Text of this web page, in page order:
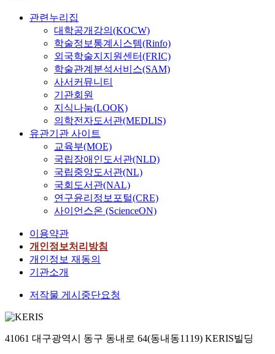
관련누리집
대학공개강의(KOCW)
학술정보통계시스템(Rinfo)
외국학술지지원센터(FRIC)
학술관계분석서비스(SAM)
사서커뮤니티
기관회원
지식나눔(LOOK)
의학전자도서관(MEDLIS)
유관기관 사이트
교육부(MOE)
국립장애인도서관(NLD)
국립중앙도서관(NL)
국회도서관(NAL)
연구윤리정보포털(CRE)
사이언스온 (ScienceON)
이용약관
개인정보처리방침
개인정보 재동의
기관소개
저작물 게시중단요청
41061 대구광역시 동구 동내로 64(동내동1119) KERIS빌딩